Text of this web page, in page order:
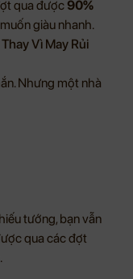
qua được90%
giàu nhanh.
Vì May Rủi
Nhưng một nhà
tướng, bạn vẫn
qua các đợt